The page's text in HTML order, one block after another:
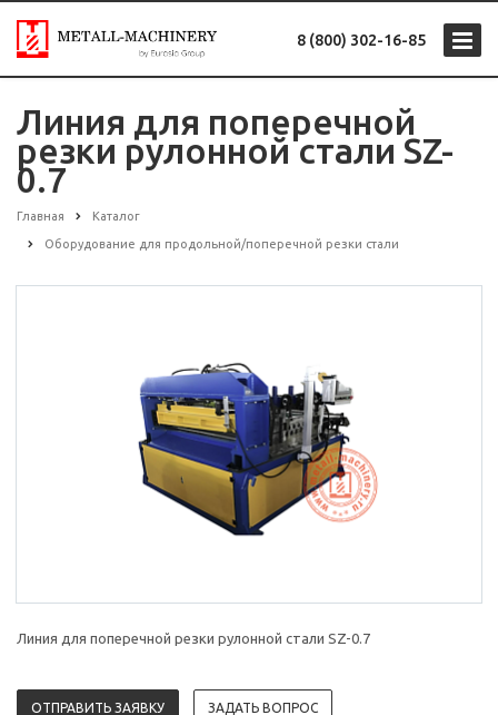
8 (800) 302-16-85
Линия для поперечной
резки рулонной стали SZ-
0.7
Главная Каталог
Оборудование для продольной/поперечной резки стали
Линия для поперечной резки рулонной стали SZ-0.7
ОТПРАВИТЬ ЗАЯВКУ ЗАДАТЬ ВОПРОС